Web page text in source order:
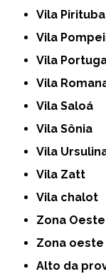
Vila Pirituba
Vila
Vila
Vila
Vila Saloá
Vila Sônia
Vila
Vila Zatt
Vila chalot
Zona Oeste
Zona oeste
alto da